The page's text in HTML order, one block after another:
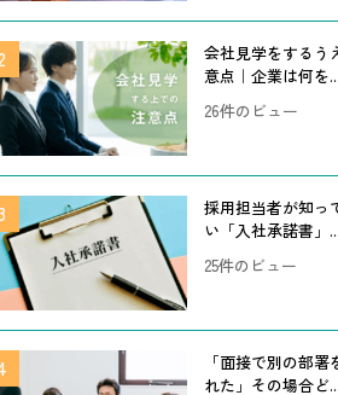
会社見学をするう
意点｜企業は何を...
26件のビュー
採用担当者が知っ
い「入社承諾書」...
25件のビュー
「面接で別の部署
れた」その場合ど...